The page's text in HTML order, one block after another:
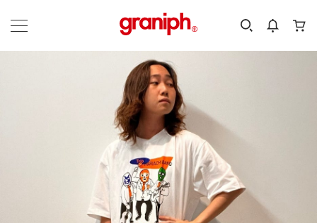
カテゴリーから探す
MEN KIDS